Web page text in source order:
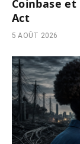
Coinbase et
Act
5 AOÛT 2026